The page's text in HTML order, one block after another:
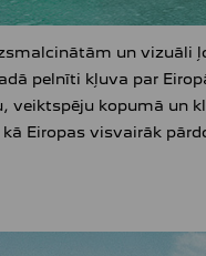
un
pelnīti kļuva par
veiktspēju kopumā un
Eiropas visvairāk